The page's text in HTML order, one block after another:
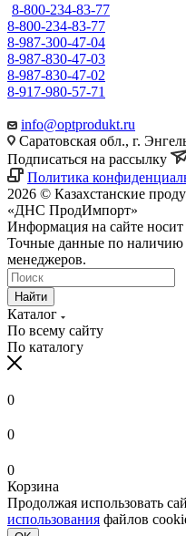
8-800-234-83-77
8-800-234-83-77
8-987-300-47-04
8-987-830-47-03
8-987-830-47-02
8-917-980-57-71
info@optprodukt.ru
Саратовская обл., г.
Подписаться на рассылку
Политика
2026 © Казахстанские
«ДНС ПродИмпорт»
Информация на сайте
Точные данные по наличию
менеджеров.
Найти
Каталог
По всему сайту
По каталогу
0
0
0
Корзина
Продолжая использовать
использования файлов